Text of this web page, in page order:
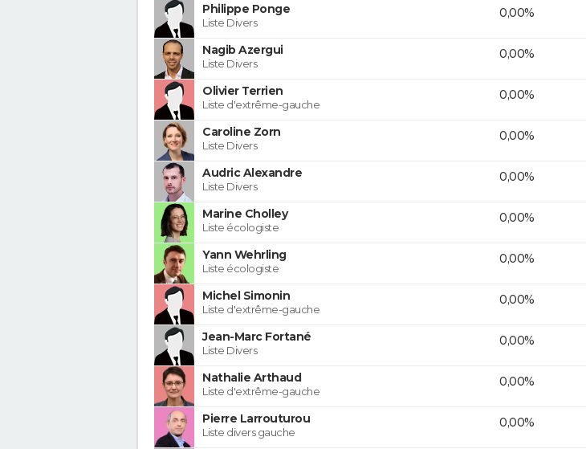
Philippe Ponge
Liste Divers
0,00%
Nagib Azergui
Liste Divers
0,00%
Olivier Terrien
Liste d'extrême-gauche
0,00%
Caroline Zorn
Liste Divers
0,00%
Audric Alexandre
Liste Divers
0,00%
Marine Cholley
Liste écologiste
0,00%
Yann Wehrling
Liste écologiste
0,00%
Michel Simonin
Liste d'extrême-gauche
0,00%
Jean-Marc Fortané
Liste Divers
0,00%
Nathalie Arthaud
Liste d'extrême-gauche
0,00%
Pierre Larrouturou
Liste divers gauche
0,00%